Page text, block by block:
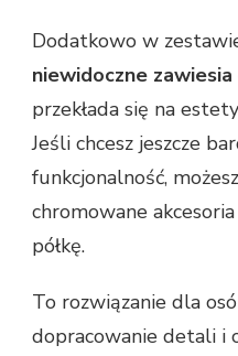
Dodatkowo w
niewidoczne zawiesia
przekłada się na
Jeśli chcesz jeszcze
funkcjonalność,
chromowane
półkę.
To rozwiązanie dla
dopracowanie detali i